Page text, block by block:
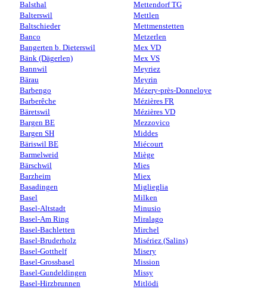
Balsthal
Balterswil
Baltschieder
Banco
Bangerten b. Dieterswil
Bänk (Dägerlen)
Bannwil
Bärau
Barbengo
Barberêche
Bäretswil
Bargen BE
Bargen SH
Bäriswil BE
Barmelweid
Bärschwil
Barzheim
Basadingen
Basel
Basel-Altstadt
Basel-Am Ring
Basel-Bachletten
Basel-Bruderholz
Basel-Gotthelf
Basel-Grossbasel
Basel-Gundeldingen
Basel-Hirzbrunnen
Mettendorf TG
Mettlen
Mettmenstetten
Metzerlen
Mex VD
Mex VS
Meyriez
Meyrin
Mézery-près-Donneloye
Mézières FR
Mézières VD
Mezzovico
Middes
Miécourt
Miège
Mies
Miex
Miglieglia
Milken
Minusio
Miralago
Mirchel
Misériez (Salins)
Misery
Mission
Missy
Mitlödi